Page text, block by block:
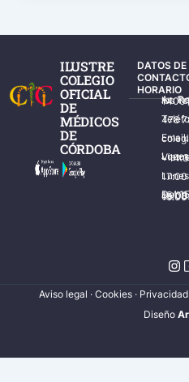
ILUSTRE
COLEGIO
OFICIAL
DE
MÉDICOS
DE
CÓRDOBA
DATOS DE
HORARIO
Av. Ronda de
Teléfonos: 957
Email:
Lunes – Viernes:
Lunes –
Del 15/06 al 15/09 de L – V de
Aviso legal · Cookies· Privacidad
Diseño